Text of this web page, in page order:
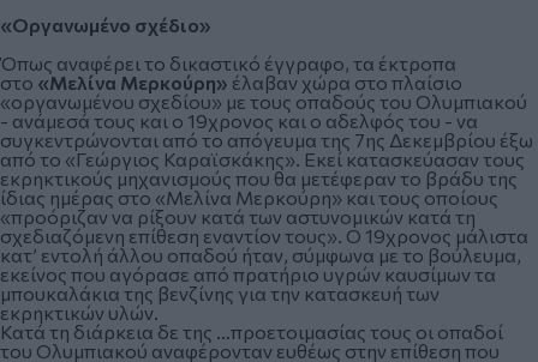
«Οργανωμένο σχέδιο»
Όπως αναφέρει το δικαστικό έγγραφο, τα έκτροπα
στο «Μελίνα Μερκούρη» έλαβαν χώρα στο πλαίσιο
«οργανωμένου σχεδίου» με τους οπαδούς του Ολυμπιακού
- ανάμεσά τους και ο 19χρονος και ο αδελφός του - να
συγκεντρώνονται από το απόγευμα της 7ης Δεκεμβρίου έξω
από το «Γεώργιος Καραϊσκάκης». Εκεί κατασκεύασαν τους
εκρηκτικούς μηχανισμούς που θα μετέφεραν το βράδυ της
ίδιας ημέρας στο «Μελίνα Μερκούρη» και τους οποίους
«προόριζαν να ρίξουν κατά των αστυνομικών κατά τη
σχεδιαζόμενη επίθεση εναντίον τους». Ο 19χρονος μάλιστα
κατ’ εντολή άλλου οπαδού ήταν, σύμφωνα με το βούλευμα,
εκείνος που αγόρασε από πρατήριο υγρών καυσίμων τα
μπουκαλάκια της βενζίνης για την κατασκευή των
εκρηκτικών υλών.
Κατά τη διάρκεια δε της …προετοιμασίας τους οι οπαδοί
του Ολυμπιακού αναφέρονταν ευθέως στην επίθεση που